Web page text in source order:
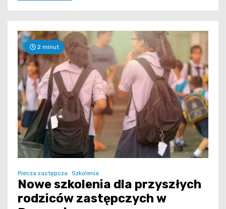
2 minut
Piecza zastępcza Szkolenia
Nowe szkolenia dla przyszłych
rodziców zastępczych w